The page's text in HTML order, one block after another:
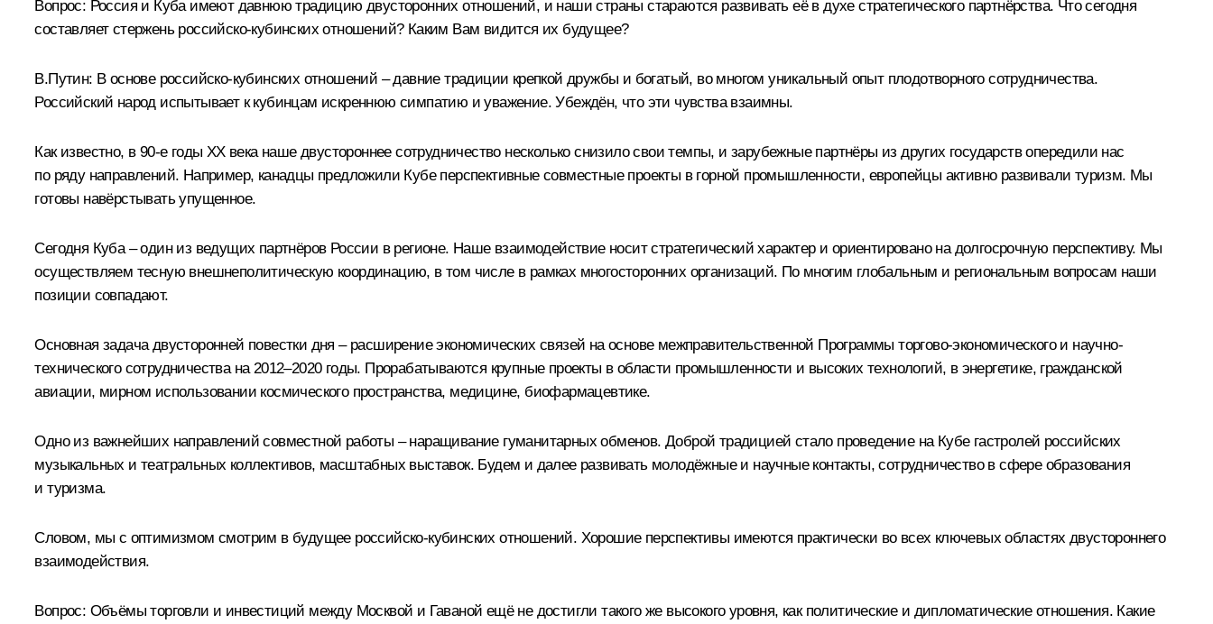
Вопрос: Россия и Куба имеют давнюю традицию двусторонних отношений, и наши страны стараются развивать её в духе стратегического партнёрства. Что сегодня
составляет стержень российско-кубинских отношений? Каким Вам видится их будущее?
В.Путин: В основе российско-кубинских отношений – давние традиции крепкой дружбы и богатый, во многом уникальный опыт плодотворного сотрудничества.
Российский народ испытывает к кубинцам искреннюю симпатию и уважение. Убеждён, что эти чувства взаимны.
Как известно, в 90-е годы ХХ века наше двустороннее сотрудничество несколько снизило свои темпы, и зарубежные партнёры из других государств опередили нас
по ряду направлений. Например, канадцы предложили Кубе перспективные совместные проекты в горной промышленности, европейцы активно развивали туризм. Мы
готовы навёрстывать упущенное.
Сегодня Куба – один из ведущих партнёров России в регионе. Наше взаимодействие носит стратегический характер и ориентировано на долгосрочную перспективу. Мы
осуществляем тесную внешнеполитическую координацию, в том числе в рамках многосторонних организаций. По многим глобальным и региональным вопросам наши
позиции совпадают.
Основная задача двусторонней повестки дня – расширение экономических связей на основе межправительственной Программы торгово-экономического и научно-
технического сотрудничества на 2012–2020 годы. Прорабатываются крупные проекты в области промышленности и высоких технологий, в энергетике, гражданской
авиации, мирном использовании космического пространства, медицине, биофармацевтике.
Одно из важнейших направлений совместной работы – наращивание гуманитарных обменов. Доброй традицией стало проведение на Кубе гастролей российских
музыкальных и театральных коллективов, масштабных выставок. Будем и далее развивать молодёжные и научные контакты, сотрудничество в сфере образования
и туризма.
Словом, мы с оптимизмом смотрим в будущее российско-кубинских отношений. Хорошие перспективы имеются практически во всех ключевых областях двустороннего
взаимодействия.
Вопрос: Объёмы торговли и инвестиций между Москвой и Гаваной ещё не достигли такого же высокого уровня, как политические и дипломатические отношения. Какие